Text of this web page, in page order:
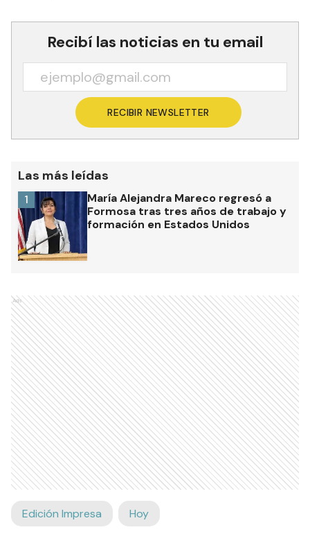
Recibí las noticias en tu email
RECIBIR NEWSLETTER
Las más leídas
María Alejandra Mareco regresó a
Formosa tras tres años de trabajo y
formación en Estados Unidos
1
Ads
Edición Impresa Hoy